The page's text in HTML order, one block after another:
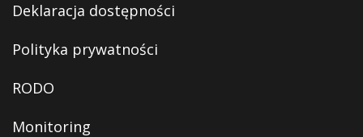
Deklaracja dostępności
Polityka prywatności
RODO
Monitoring